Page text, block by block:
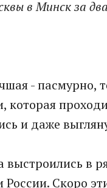
в Минск за
- пасмурно,
которая
и даже
выстроились в
Скоро